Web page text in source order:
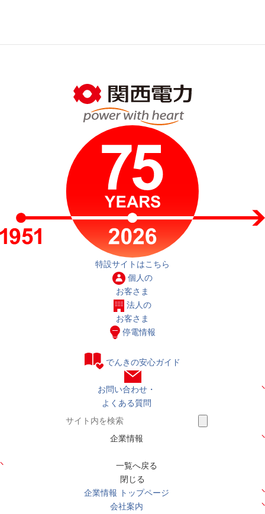
特設サイトはこちら
個人の
お客さま
法人の
お客さま
停電情報
でんきの安心ガイド
お問い合わせ・
よくある質問
企業情報
一覧へ戻る
閉じる
企業情報 トップページ
会社案内